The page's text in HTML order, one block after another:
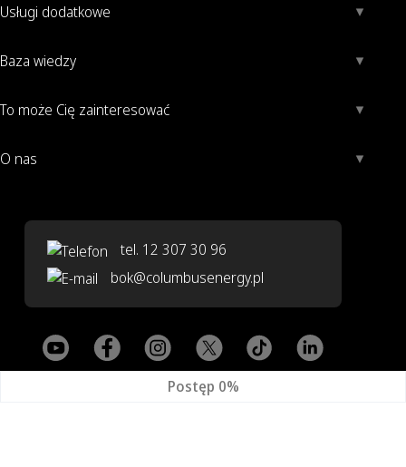
Postęp 0%
Usługi dodatkowe
Baza wiedzy
To może Cię zainteresować
O nas
tel. 12 307 30 96
bok@columbusenergy.pl
Copyright Columbus 2026